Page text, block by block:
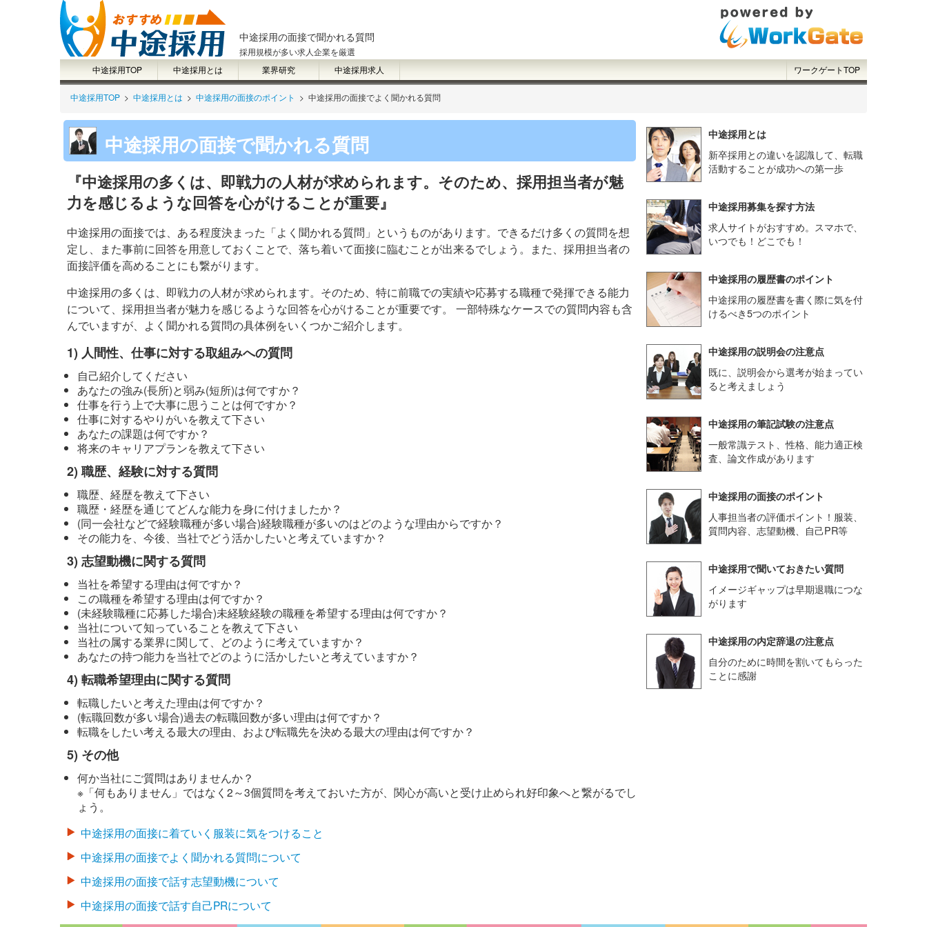
中途採用の面接で聞かれる質問
採用規模が多い求人企業を厳選
中途採用TOP
中途採用とは 業界研究 中途採用求人 ワークゲートTOP
中途採用TOP > 中途採用とは > 中途採用の面接のポイント > 中途採用の面接でよく聞かれる質問
中途採用の面接で聞かれる質問
『中途採用の多くは、即戦力の人材が求められます。そのため、採用担当者が魅
力を感じるような回答を心がけることが重要』
中途採用の面接では、ある程度決まった「よく聞かれる質問」というものがあります。できるだけ多くの質問を想
定し、また事前に回答を用意しておくことで、落ち着いて面接に臨むことが出来るでしょう。また、採用担当者の
面接評価を高めることにも繋がります。
中途採用の多くは、即戦力の人材が求められます。そのため、特に前職での実績や応募する職種で発揮できる能力
について、採用担当者が魅力を感じるような回答を心がけることが重要です。 一部特殊なケースでの質問内容も含
んでいますが、よく聞かれる質問の具体例をいくつかご紹介します。
人間性、仕事に対する取組みへの質問
自己紹介してください
あなたの強み(長所)と弱み(短所)は何ですか？
仕事を行う上で大事に思うことは何ですか？
仕事に対するやりがいを教えて下さい
あなたの課題は何ですか？
将来のキャリアプランを教えて下さい
職歴、経験に対する質問
職歴、経歴を教えて下さい
職歴・経歴を通じてどんな能力を身に付けましたか？
(同一会社などで経験職種が多い場合)経験職種が多いのはどのような理由からですか？
その能力を、今後、当社でどう活かしたいと考えていますか？
志望動機に関する質問
当社を希望する理由は何ですか？
この職種を希望する理由は何ですか？
(未経験職種に応募した場合)未経験経験の職種を希望する理由は何ですか？
当社について知っていることを教えて下さい
当社の属する業界に関して、どのように考えていますか？
あなたの持つ能力を当社でどのように活かしたいと考えていますか？
転職希望理由に関する質問
転職したいと考えた理由は何ですか？
(転職回数が多い場合)過去の転職回数が多い理由は何ですか？
転職をしたい考える最大の理由、および転職先を決める最大の理由は何ですか？
その他
何か当社にご質問はありませんか？
※「何もありません」ではなく2～3個質問を考えておいた方が、関心が高いと受け止められ好印象へと繋がるでし
ょう。
中途採用の面接に着ていく服装に気をつけること
中途採用の面接でよく聞かれる質問について
中途採用の面接で話す志望動機について
中途採用の面接で話す自己PRについて
中途採用とは
新卒採用との違いを認識して、転職
活動することが成功への第一歩
中途採用募集を探す方法
求人サイトがおすすめ。スマホで、
いつでも！どこでも！
中途採用の履歴書のポイント
中途採用の履歴書を書く際に気を付
けるべき5つのポイント
中途採用の説明会の注意点
既に、説明会から選考が始まってい
ると考えましょう
中途採用の筆記試験の注意点
一般常識テスト、性格、能力適正検
査、論文作成があります
中途採用の面接のポイント
人事担当者の評価ポイント！服装、
質問内容、志望動機、自己PR等
中途採用で聞いておきたい質問
イメージギャップは早期退職につな
がります
中途採用の内定辞退の注意点
自分のために時間を割いてもらった
ことに感謝